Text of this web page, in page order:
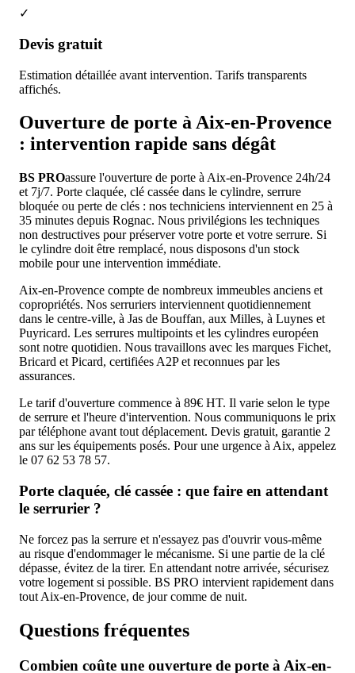
✓
Devis gratuit
Estimation détaillée avant intervention. Tarifs transparents
affichés.
Ouverture de porte à Aix-en-Provence
: intervention rapide sans dégât
BS PROassure l'ouverture de porte à Aix-en-Provence 24h/24
et 7j/7. Porte claquée, clé cassée dans le cylindre, serrure
bloquée ou perte de clés : nos techniciens interviennent en 25 à
35 minutes depuis Rognac. Nous privilégions les techniques
non destructives pour préserver votre porte et votre serrure. Si
le cylindre doit être remplacé, nous disposons d'un stock
mobile pour une intervention immédiate.
Aix-en-Provence compte de nombreux immeubles anciens et
copropriétés. Nos serruriers interviennent quotidiennement
dans le centre-ville, à Jas de Bouffan, aux Milles, à Luynes et
Puyricard. Les serrures multipoints et les cylindres européen
sont notre quotidien. Nous travaillons avec les marques Fichet,
Bricard et Picard, certifiées A2P et reconnues par les
assurances.
Le tarif d'ouverture commence à 89€ HT. Il varie selon le type
de serrure et l'heure d'intervention. Nous communiquons le prix
par téléphone avant tout déplacement. Devis gratuit, garantie 2
ans sur les équipements posés. Pour une urgence à Aix, appelez
le 07 62 53 78 57.
Porte claquée, clé cassée : que faire en attendant
le serrurier ?
Ne forcez pas la serrure et n'essayez pas d'ouvrir vous-même
au risque d'endommager le mécanisme. Si une partie de la clé
dépasse, évitez de la tirer. En attendant notre arrivée, sécurisez
votre logement si possible. BS PRO intervient rapidement dans
tout Aix-en-Provence, de jour comme de nuit.
Questions fréquentes
Combien coûte une ouverture de porte à Aix-en-